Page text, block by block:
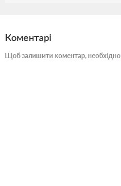
Коментарі
Щоб залишити коментар, необхідно